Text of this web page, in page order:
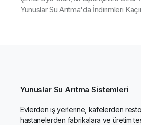
Yunuslar Su Arıtma'da İndirimleri
Yunuslar Su Arıtma Sistemleri
Evlerden iş yerlerine, kafelerden
hastanelerden fabrikalara ve üretim